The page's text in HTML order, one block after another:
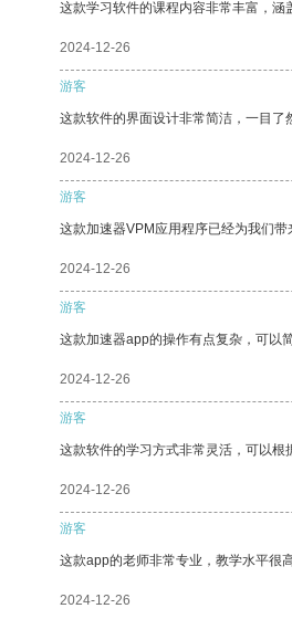
这款学习软件的课程内容非常丰富，涵
2024-12-26
游客
这款软件的界面设计非常简洁，一目了
2024-12-26
游客
这款加速器VPM应用程序已经为我们带
2024-12-26
游客
这款加速器app的操作有点复杂，可以
2024-12-26
游客
这款软件的学习方式非常灵活，可以根
2024-12-26
游客
这款app的老师非常专业，教学水平很
2024-12-26